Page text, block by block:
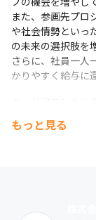
また、参画先プロ
や社会情勢といっ
の未来の選択肢を
さらに、社員一人
かりやすく給与に
を支援しています
期連続黒字を継
もっと見る